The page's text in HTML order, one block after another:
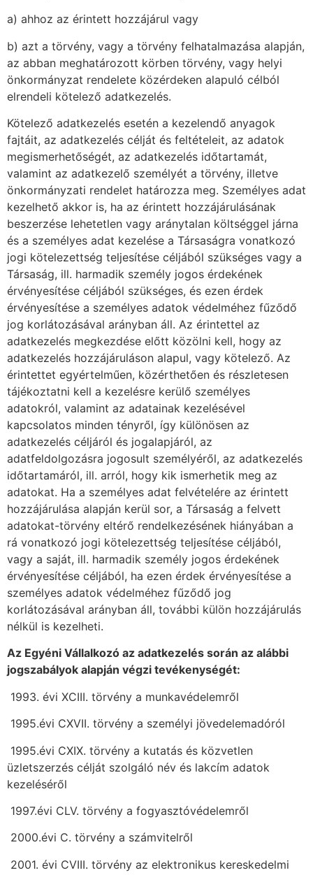
a) ahhoz az érintett hozzájárul vagy
b) azt a törvény, vagy a törvény felhatalmazása alapján,
az abban meghatározott körben törvény, vagy helyi
önkormányzat rendelete közérdeken alapuló célból
elrendeli kötelező adatkezelés.
Kötelező adatkezelés esetén a kezelendő anyagok
fajtáit, az adatkezelés célját és feltételeit, az adatok
megismerhetőségét, az adatkezelés időtartamát,
valamint az adatkezelő személyét a törvény, illetve
önkormányzati rendelet határozza meg. Személyes adat
kezelhető akkor is, ha az érintett hozzájárulásának
beszerzése lehetetlen vagy aránytalan költséggel járna
és a személyes adat kezelése a Társaságra vonatkozó
jogi kötelezettség teljesítése céljából szükséges vagy a
Társaság, ill. harmadik személy jogos érdekének
érvényesítése céljából szükséges, és ezen érdek
érvényesítése a személyes adatok védelméhez fűződő
jog korlátozásával arányban áll. Az érintettel az
adatkezelés megkezdése előtt közölni kell, hogy az
adatkezelés hozzájáruláson alapul, vagy kötelező. Az
érintettet egyértelműen, közérthetően és részletesen
tájékoztatni kell a kezelésre kerülő személyes
adatokról, valamint az adatainak kezelésével
kapcsolatos minden tényről, így különösen az
adatkezelés céljáról és jogalapjáról, az
adatfeldolgozásra jogosult személyéről, az adatkezelés
időtartamáról, ill. arról, hogy kik ismerhetik meg az
adatokat. Ha a személyes adat felvételére az érintett
hozzájárulása alapján kerül sor, a Társaság a felvett
adatokat-törvény eltérő rendelkezésének hiányában a
rá vonatkozó jogi kötelezettség teljesítése céljából,
vagy a saját, ill. harmadik személy jogos érdekének
érvényesítése céljából, ha ezen érdek érvényesítése a
személyes adatok védelméhez fűződő jog
korlátozásával arányban áll, további külön hozzájárulás
nélkül is kezelheti.
Az Egyéni Vállalkozó az adatkezelés során az alábbi
jogszabályok alapján végzi tevékenységét:
 1993. évi XCIII. törvény a munkavédelemről
 1995.évi CXVII. törvény a személyi jövedelemadóról
 1995.évi CXIX. törvény a kutatás és közvetlen
üzletszerzés célját szolgáló név és lakcím adatok
kezeléséről
 1997.évi CLV. törvény a fogyasztóvédelemről
 2000.évi C. törvény a számvitelről
 2001. évi CVIII. törvény az elektronikus kereskedelmi